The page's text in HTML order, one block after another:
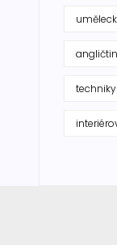
techniky